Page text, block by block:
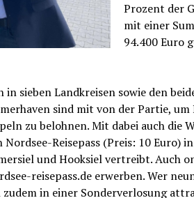
Prozent der
mit einer
94.400 Euro
sieben Landkreisen sowie den
sind mit von der Partie, um
zu belohnen. Mit dabei auch die
Reisepass (Preis: 10 Euro)
und Hooksiel vertreibt. Auch
reisepass.de erwerben. Wer
in einer Sonderverlosung